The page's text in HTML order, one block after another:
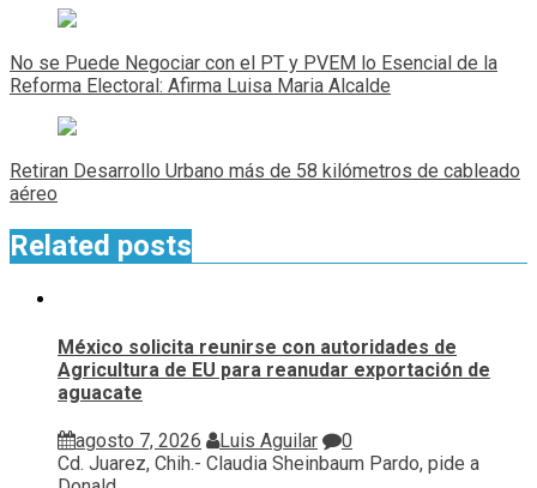
Navegación
de
entradas
No se Puede Negociar con el PT y PVEM lo Esencial de la
Reforma Electoral: Afirma Luisa Maria Alcalde
Retiran Desarrollo Urbano más de 58 kilómetros de cableado
aéreo
Related posts
México solicita reunirse con autoridades de
Agricultura de EU para reanudar exportación de
aguacate
agosto 7, 2026 Luis Aguilar
0
Cd. Juarez, Chih.- Claudia Sheinbaum Pardo, pide a